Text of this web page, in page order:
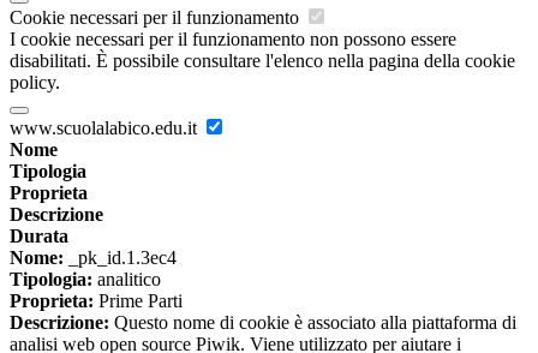
Cookie necessari per il funzionamento
I cookie necessari per il funzionamento non possono essere
disabilitati. È possibile consultare l'elenco nella pagina della cookie
policy.
www.scuolalabico.edu.it
Nome
Tipologia
Proprieta
Descrizione
Durata
Nome: _pk_id.1.3ec4
Tipologia: analitico
Proprieta: Prime Parti
Descrizione: Questo nome di cookie è associato alla piattaforma di
analisi web open source Piwik. Viene utilizzato per aiutare i